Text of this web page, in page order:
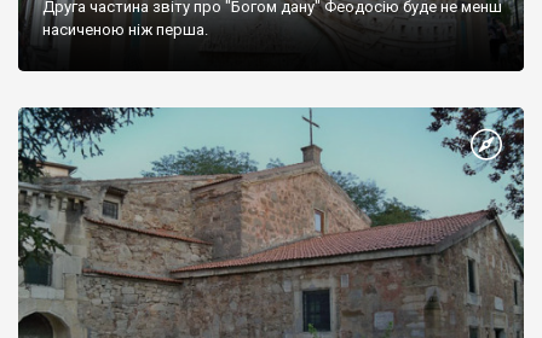
Друга частина звіту про "Богом дану" Феодосію буде не менш
насиченою ніж перша.